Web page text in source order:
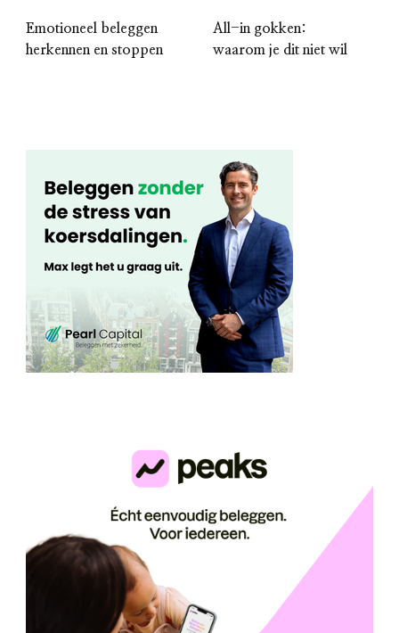
Emotioneel beleggen
herkennen en stoppen
All-in gokken:
waarom je dit niet wil